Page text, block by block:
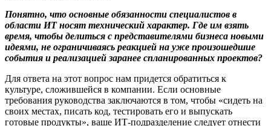
Понятно, что основные обязанности специалистов в
области ИТ носят технический характер. Где им взять
время, чтобы делиться с представителями бизнеса новыми
идеями, не ограничиваясь реакцией на уже произошедшие
события и реализацией заранее спланированных проектов?
Для ответа на этот вопрос нам придется обратиться к
культуре, сложившейся в компании. Если основные
требования руководства заключаются в том, чтобы «сидеть на
своих местах, писать код, тестировать его и выпускать
готовые продукты», ваше ИТ-подразделение следует отнести